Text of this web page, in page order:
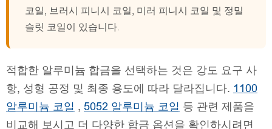
코일, 브러시 피니시 코일, 미러 피니시 코일 및 정밀
슬릿 코일이 있습니다.
적합한 알루미늄 합금을 선택하는 것은 강도 요구 사
항, 성형 공정 및 최종 용도에 따라 달라집니다. 1100
알루미늄 코일 , 5052 알루미늄 코일 등 관련 제품을
비교해 보시고 더 다양한 합금 옵션을 확인하시려면